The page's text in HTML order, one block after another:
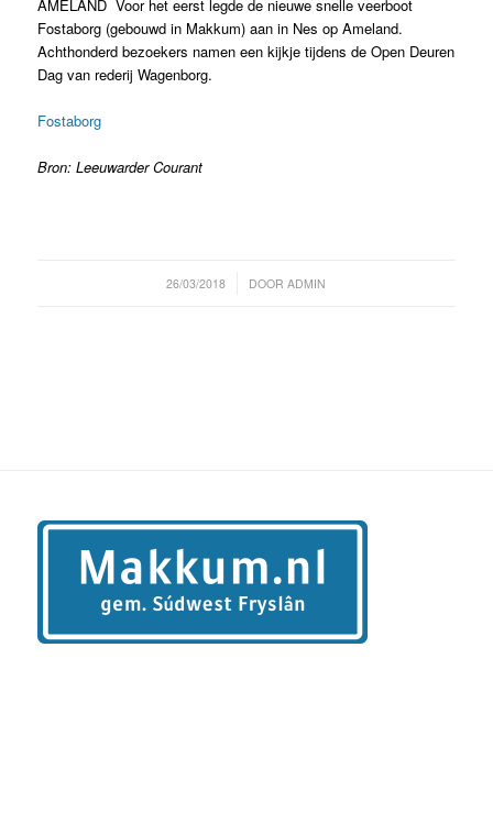
AMELAND Voor het eerst legde de nieuwe snelle veerboot
Fostaborg (gebouwd in Makkum) aan in Nes op Ameland.
Achthonderd bezoekers namen een kijkje tijdens de Open Deuren
Dag van rederij Wagenborg.
Fostaborg
Bron: Leeuwarder Courant
26/03/2018
/ DOORADMIN